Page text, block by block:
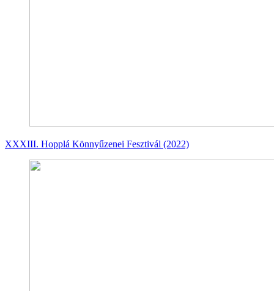
XXXIII. Hopplá Könnyűzenei Fesztivál (2022)